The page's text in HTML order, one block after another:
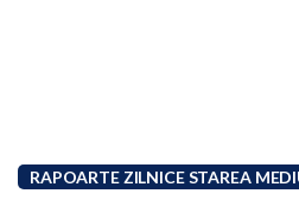
RAPOARTE ZILNICE STAREA